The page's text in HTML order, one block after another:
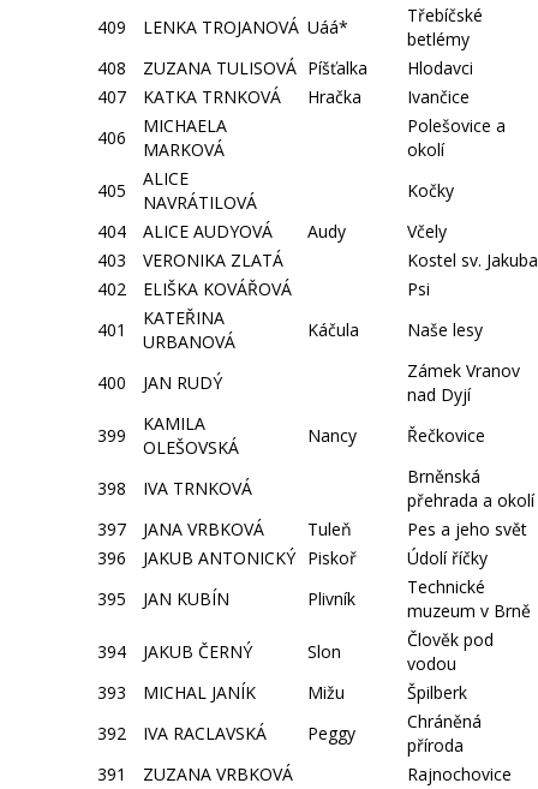
409
LENKA TROJANOVÁ Uáá*
Třebíčské
betlémy
408
ZUZANA TULISOVÁ Píšťalka
Hlodavci
407
KATKA TRNKOVÁ Hračka
Ivančice
406
MICHAELA
MARKOVÁ
Polešovice a
okolí
405
ALICE
NAVRÁTILOVÁ
Kočky
404
ALICE AUDYOVÁ Audy
Včely
403
VERONIKA ZLATÁ
Kostel sv. Jakuba
402
ELIŠKA KOVÁŘOVÁ
Psi
401
KATEŘINA
URBANOVÁ
Káčula Naše lesy
400 JAN RUDÝ
Zámek Vranov
nad Dyjí
399
KAMILA
OLEŠOVSKÁ
Nancy Řečkovice
398 IVA TRNKOVÁ
Brněnská
přehrada a okolí
397
JANA VRBKOVÁ Tuleň
Pes a jeho svět
396
JAKUB ANTONICKÝ Piskoř
Údolí říčky
395
JAN KUBÍN Plivník
Technické
muzeum v Brně
394
JAKUB ČERNÝ Slon
Člověk pod
vodou
393
MICHAL JANÍK Mižu
Špilberk
392
IVA RACLAVSKÁ Peggy
Chráněná
příroda
391
ZUZANA VRBKOVÁ Rajnochovice